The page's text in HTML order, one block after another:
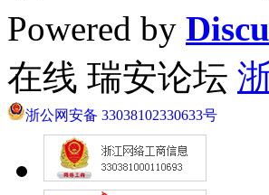
Powered by
在线 瑞安论坛
浙公网安备 33038102330633号